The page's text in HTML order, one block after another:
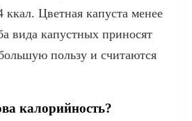
ккал. Цветная капуста менее
вида капустных приносят
пользу и считаются
калорийность?